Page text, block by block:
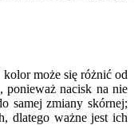
może się różnić od
ponieważ nacisk na nie
samej zmiany skórnej;
dlatego ważne jest ich